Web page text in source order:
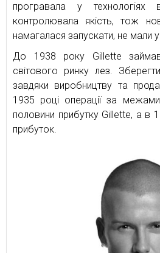
програвала у технологіях
контролювала якість, тож
намагалася запускати, не мали
До 1938 року Gillette
світового ринку лез.
завдяки виробництву та
1935 році операції за
половини прибутку Gillette, а
прибуток.